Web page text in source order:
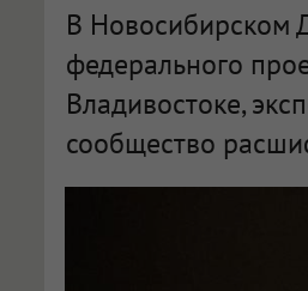
В Новосибирском
федерального
Владивостоке,
сообщество